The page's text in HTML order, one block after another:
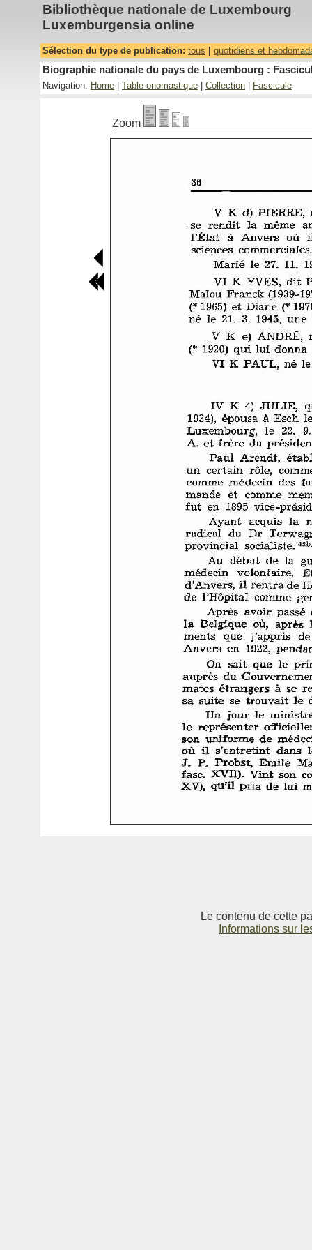
Bibliothèque nationale de Luxembourg
Luxemburgensia online
Sélection du type de publication: tous quotidiens et
Biographie nationale du pays de Luxembourg :
Navigation: Home Table onomastique Collection Fascicule
Zoom
Le contenu de cette
Informations sur